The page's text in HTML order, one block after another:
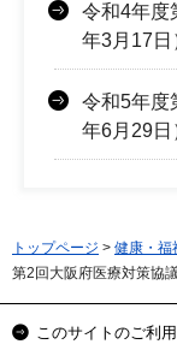
令和4年度
年3月17日
令和5年度
年6月29日
トップページ > 健康・福
第2回大阪府医療対策協
このサイトのご利